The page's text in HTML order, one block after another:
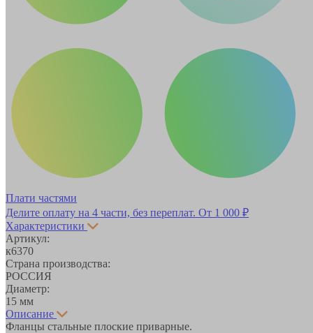
Плати частями
Делите оплату на 4 части, без переплат. От 1 000 ₽
Характеристики
Артикул:
к6370
Страна производства:
РОССИЯ
Диаметр:
15 мм
Описание
Фланцы стальные плоские приварные.